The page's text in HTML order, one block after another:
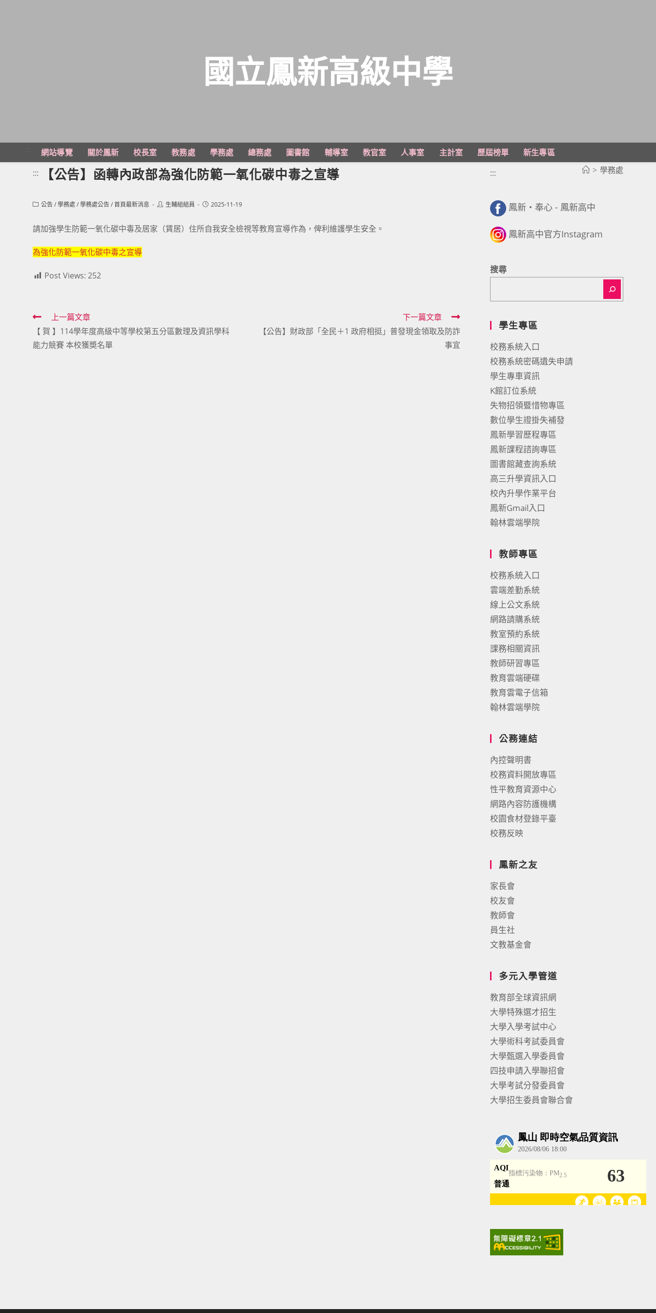
主
國立鳳新高級中學
網站導覽 關於鳳新 校長室 教務處 學務處 總務處 圖書館 輔導室 教官室 人事室 主計室 歷屆榜單
新生專區
> 學務處
::: 【公告】函轉內政部為強化防範一氧化碳中毒之宣導
Post公告/學務處 /學務處公告/首頁最新消息
Post生輔組組員
Post2025-11-19
請加強學生防範一氧化碳中毒及居家（賃居）住所自我安全檢視等教育宣導作為，俾利維護學生安全。
為強化防範一氧化碳中毒之宣導
Post Views: 252
Read
more
articles
上一篇文章
【 賀 】114學年度高級中等學校第五分區數理及資訊學科
能力競賽 本校獲奬名單
下一篇文章
【公告】財政部「全民＋1 政府相挺」普發現金領取及防詐
事宜
:::
鳳新・奉心 - 鳳新高中
鳳新高中官方Instagram
搜尋
學生專區
校務系統入口
校務系統密碼遺失申請
學生專車資訊
K館訂位系統
失物招領暨惜物專區
數位學生證掛失補發
鳳新學習歷程專區
鳳新課程諮詢專區
圖書館藏查詢系統
高三升學資訊入口
校內升學作業平台
鳳新Gmail入口
翰林雲端學院
教師專區
校務系統入口
雲端差勤系統
線上公文系統
網路請購系統
教室預約系統
課務相關資訊
教師研習專區
教育雲端硬碟
教育雲電子信箱
翰林雲端學院
公務連結
內控聲明書
校務資料開放專區
性平教育資源中心
網路內容防護機構
校園食材登錄平臺
校務反映
鳳新之友
家長會
校友會
教師會
員生社
文教基金會
多元入學管道
教育部全球資訊網
大學特殊選才招生
大學入學考試中心
大學術科考試委員會
大學甄選入學委員會
四技申請入學聯招會
大學考試分發委員會
大學招生委員會聯合會